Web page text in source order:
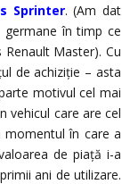
Sprinter. (Am dat
în timp ce
Master). Cu
de achiziție – asta
motivul cel mai
vehicul care are cel
momentul în care a
de piață i-a
ani de utilizare.